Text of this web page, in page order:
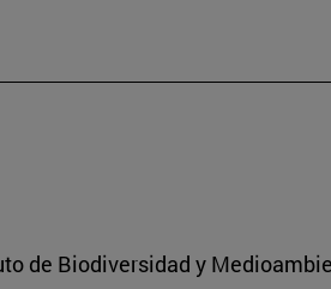
de Biodiversidad y